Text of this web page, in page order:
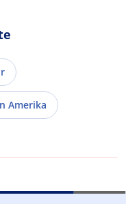
Amerika